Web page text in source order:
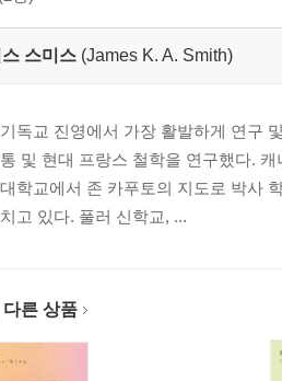
스미스 (James K. A. Smith)
독교 진영에서 가장 활발하게 연구
및 현대 프랑스 철학을 연구했다.
학교에서 존 카푸토의 지도로 박사
고 있다. 풀러 신학교, ...
른 상품